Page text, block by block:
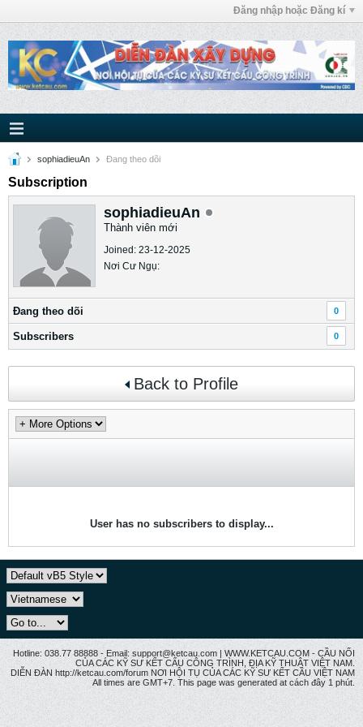
Đăng nhập hoặc Đăng kí
sophiadieuAn Ðang theo dõi
Subscription
sophiadieuAn
Thành viên mới
Joined: 23-12-2025
Nơi Cư Ngụ:
Ðang theo dõi 0
Subscribers 0
Back to Profile
User has no subscribers to display...
Hotline: 038.77 88888 - Email: support@ketcau.com | WWW.KETCAU.COM - CẦU NỐI
CỦA CÁC KỸ SƯ KẾT CẤU CÔNG TRÌNH, ĐỊA KỸ THUẬT VIỆT NAM.
DIỄN ĐÀN http://ketcau.com/forum NƠI HỘI TỤ CỦA CÁC KỸ SƯ KẾT CÂU VIỆT NAM
All times are GMT+7. This page was generated at cách đây 1 phút.